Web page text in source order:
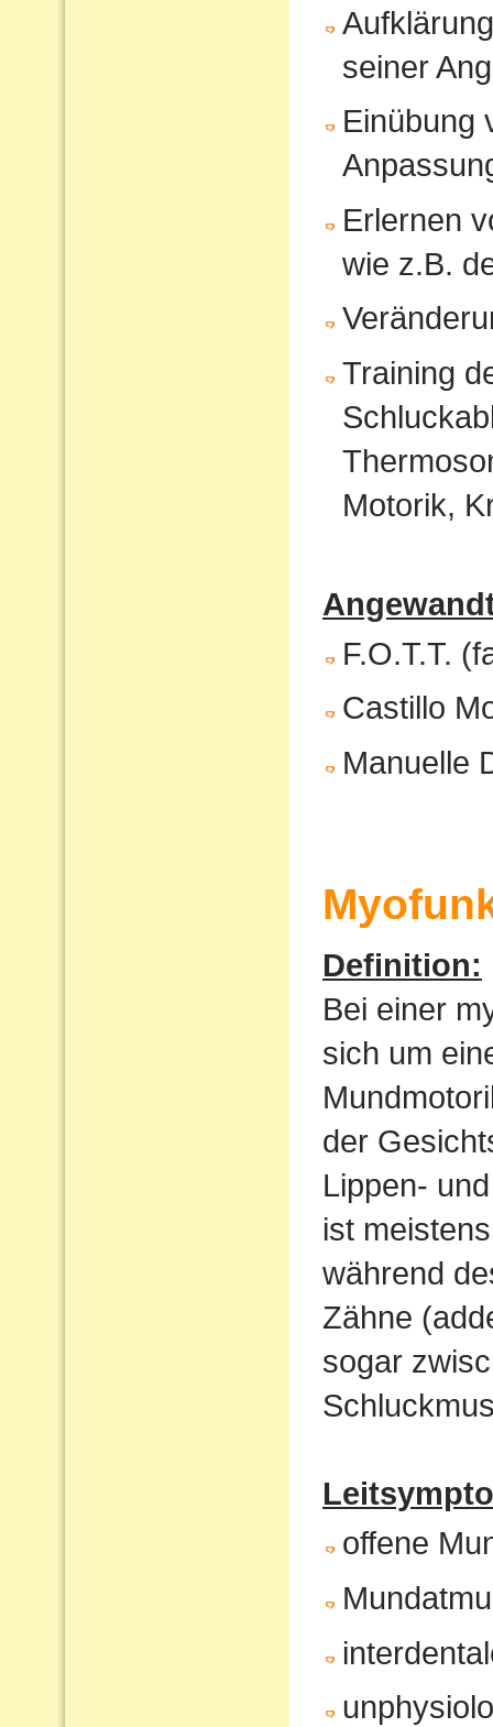
seiner
Einübung
Erlernen
wie z.B.
Training
Motorik,
F.O.T.T.
Castillo
Manuelle
Definition:
Bei einer
sich um
der
Lippen-
ist
während
Zähne
sogar
offene